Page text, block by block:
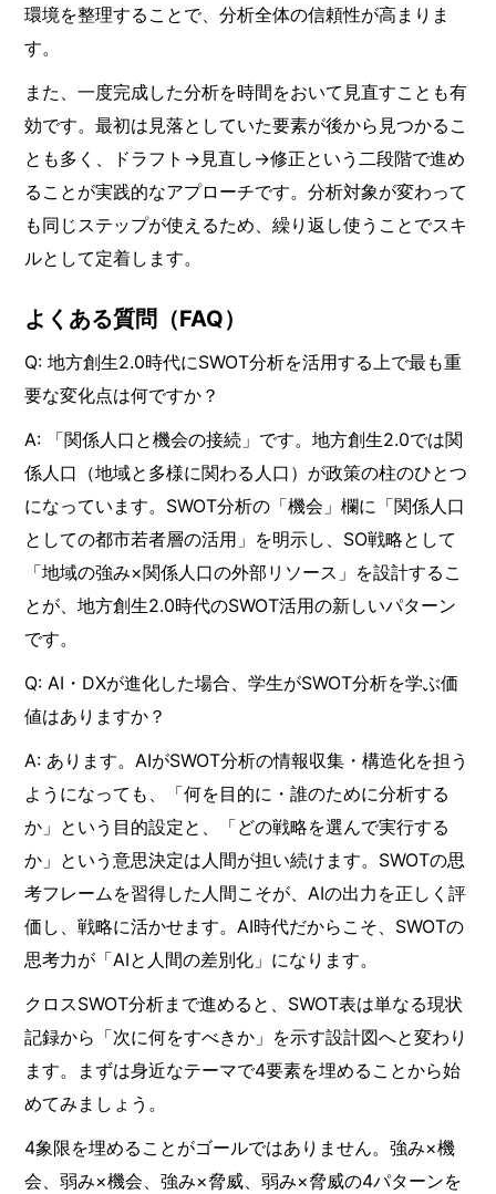
環境を整理することで、分析全体の信頼性が高まりま
す。
また、一度完成した分析を時間をおいて見直すことも有
効です。最初は見落としていた要素が後から見つかるこ
とも多く、ドラフト→見直し→修正という二段階で進め
ることが実践的なアプローチです。分析対象が変わって
も同じステップが使えるため、繰り返し使うことでスキ
ルとして定着します。
よくある質問（FAQ）
Q: 地方創生2.0時代にSWOT分析を活用する上で最も重
要な変化点は何ですか？
A: 「関係人口と機会の接続」です。地方創生2.0では関
係人口（地域と多様に関わる人口）が政策の柱のひとつ
になっています。SWOT分析の「機会」欄に「関係人口
としての都市若者層の活用」を明示し、SO戦略として
「地域の強み×関係人口の外部リソース」を設計するこ
とが、地方創生2.0時代のSWOT活用の新しいパターン
です。
Q: AI・DXが進化した場合、学生がSWOT分析を学ぶ価
値はありますか？
A: あります。AIがSWOT分析の情報収集・構造化を担う
ようになっても、「何を目的に・誰のために分析する
か」という目的設定と、「どの戦略を選んで実行する
か」という意思決定は人間が担い続けます。SWOTの思
考フレームを習得した人間こそが、AIの出力を正しく評
価し、戦略に活かせます。AI時代だからこそ、SWOTの
思考力が「AIと人間の差別化」になります。
クロスSWOT分析まで進めると、SWOT表は単なる現状
記録から「次に何をすべきか」を示す設計図へと変わり
ます。まずは身近なテーマで4要素を埋めることから始
めてみましょう。
4象限を埋めることがゴールではありません。強み×機
会、弱み×機会、強み×脅威、弱み×脅威の4パターンを